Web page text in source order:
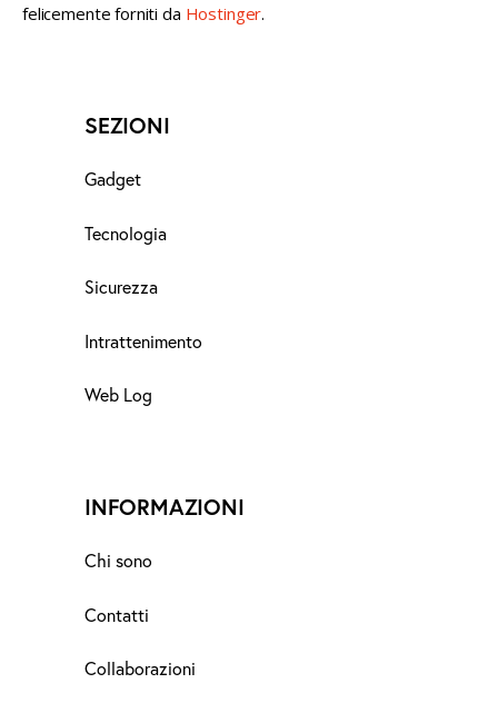
felicemente forniti da Hostinger.
SEZIONI
Gadget
Tecnologia
Sicurezza
Intrattenimento
Web Log
INFORMAZIONI
Chi sono
Contatti
Collaborazioni